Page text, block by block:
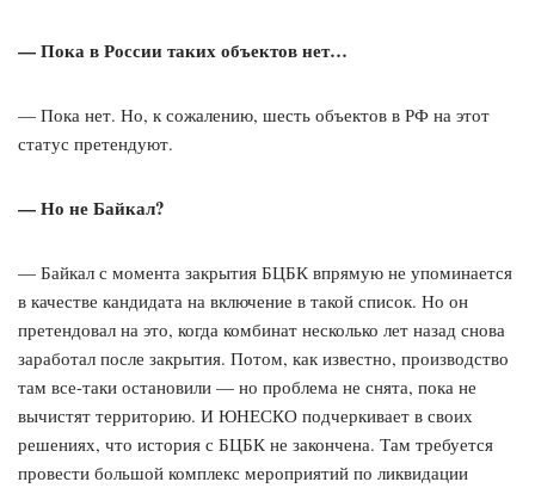
— Пока в России таких объектов нет…
— Пока нет. Но, к сожалению, шесть объектов в РФ на этот
статус претендуют.
—Но не Байкал?
— Байкал с момента закрытия БЦБК впрямую не упоминается
в качестве кандидата на включение в такой список. Но он
претендовал на это, когда комбинат несколько лет назад снова
заработал после закрытия. Потом, как известно, производство
там все-таки остановили — но проблема не снята, пока не
вычистят территорию. И ЮНЕСКО подчеркивает в своих
решениях, что история с БЦБК не закончена. Там требуется
провести большой комплекс мероприятий по ликвидации